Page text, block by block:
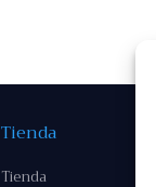
Tienda
Tienda